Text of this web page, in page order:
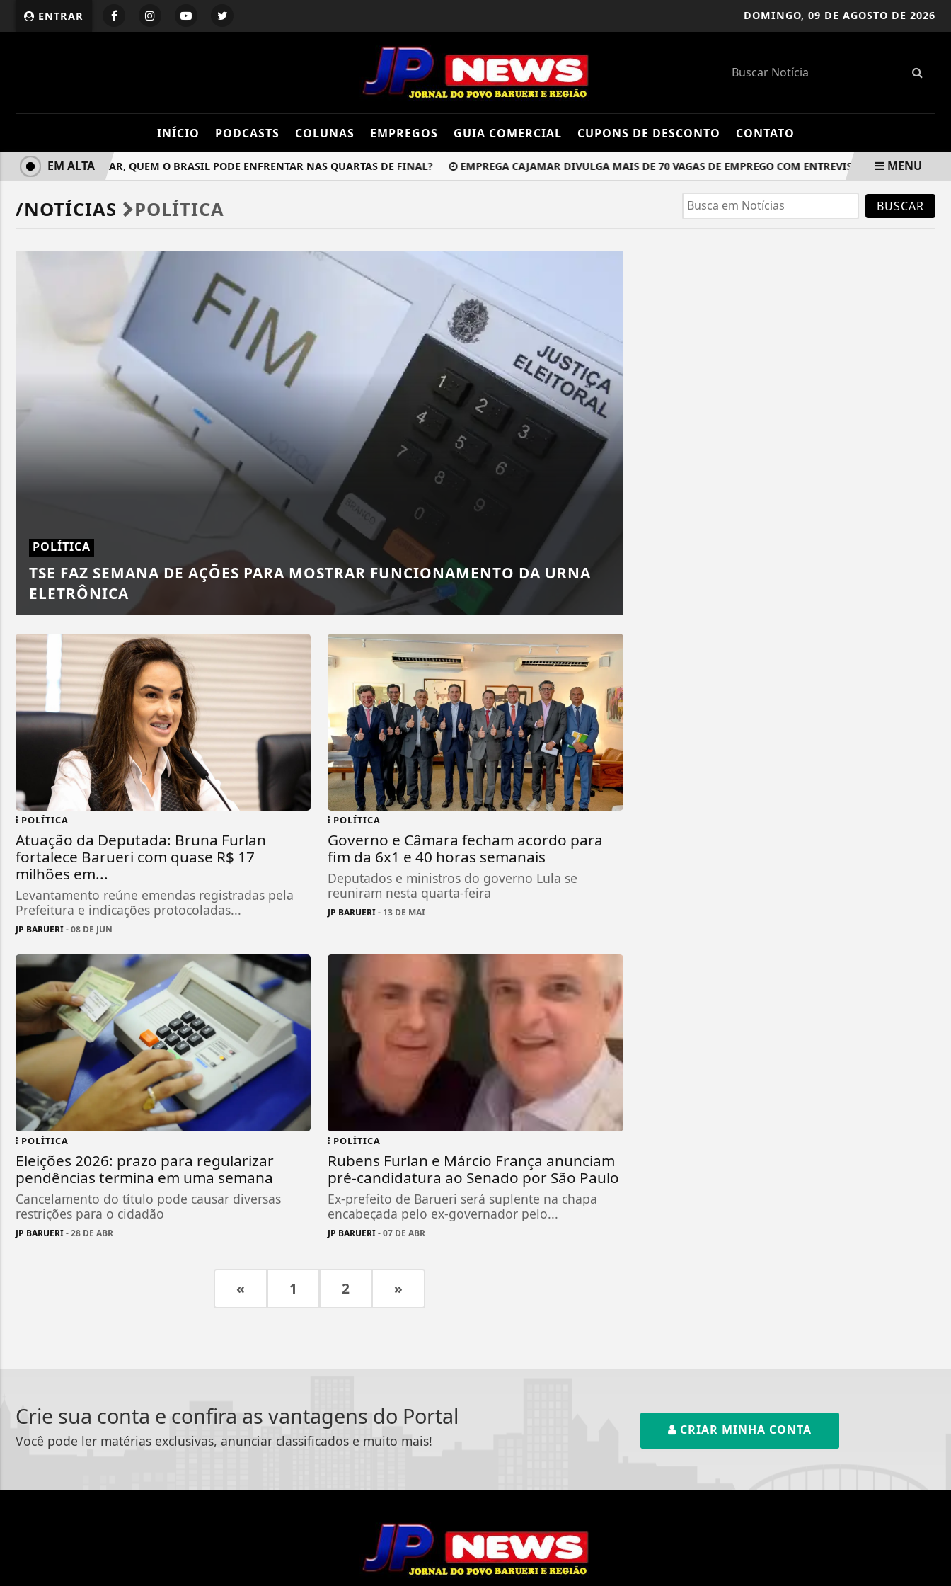
ENTRAR DOMINGO, 09 DE AGOSTO DE 2026
INÍCIO PODCASTS COLUNAS EMPREGOS GUIA COMERCIAL CUPONS DE DESCONTO CONTATO
SE AVANÇAR, QUEM O BRASIL PODE ENFRENTAR NAS QUARTAS DE FINAL? EMPREGA CAJAMAR DIVULGA MAIS DE 70 VAGAS DE EMPREGO COM ENTREVISTAS NESTA SEMANA
EM ALTA MENU
/NOTÍCIAS POLÍTICA BUSCAR
POLÍTICA
TSE FAZ SEMANA DE AÇÕES PARA MOSTRAR FUNCIONAMENTO DA URNA
ELETRÔNICA
POLÍTICA
Atuação da Deputada: Bruna Furlan
fortalece Barueri com quase R$ 17
milhões em...
Levantamento reúne emendas registradas pela
Prefeitura e indicações protocoladas...
JP BARUERI- 08 DE JUN
POLÍTICA
Governo e Câmara fecham acordo para
fim da 6x1 e 40 horas semanais
Deputados e ministros do governo Lula se
reuniram nesta quarta-feira
JP BARUERI- 13 DE MAI
POLÍTICA
Eleições 2026: prazo para regularizar
pendências termina em uma semana
Cancelamento do título pode causar diversas
restrições para o cidadão
JP BARUERI- 28 DE ABR
POLÍTICA
Rubens Furlan e Márcio França anunciam
pré-candidatura ao Senado por São Paulo
Ex-prefeito de Barueri será suplente na chapa
encabeçada pelo ex-governador pelo...
JP BARUERI- 07 DE ABR
« 1 2 »
Crie sua conta e confira as vantagens do Portal
Você pode ler matérias exclusivas, anunciar classificados e muito mais!
CRIAR MINHA CONTA